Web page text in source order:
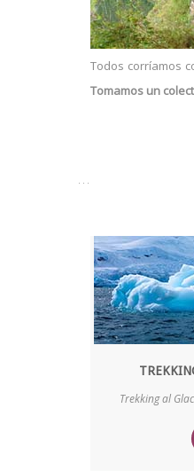
Todos corríamos
Tomamos un
Trekking al